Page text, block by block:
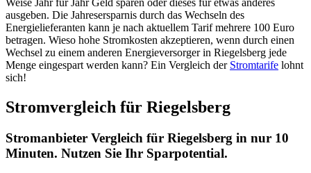
Weise Jahr für Jahr Geld sparen oder dieses für etwas anderes
ausgeben. Die Jahresersparnis durch das Wechseln des
Energielieferanten kann je nach aktuellem Tarif mehrere 100 Euro
betragen. Wieso hohe Stromkosten akzeptieren, wenn durch einen
Wechsel zu einem anderen Energieversorger in Riegelsberg jede
Menge eingespart werden kann? Ein Vergleich der Stromtarife lohnt
sich!
Stromvergleich für Riegelsberg
Stromanbieter Vergleich für Riegelsberg in nur 10
Minuten. Nutzen Sie Ihr Sparpotential.